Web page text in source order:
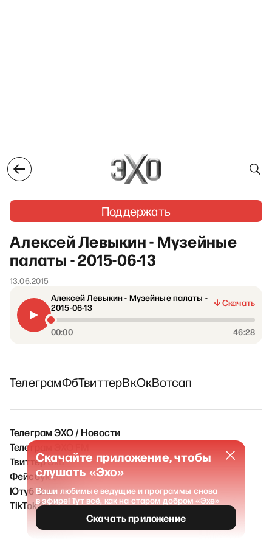
Поддержать
Алексей Левыкин - Музейные
палаты - 2015-06-13
13.06.2015
Алексей Левыкин - Музейные палаты -
2015-06-13
Скачать
00:00 46:28
ТелеграмФбТвиттерВкОкВотсап
Скачайте приложение, чтобы
слушать «Эхо»
Ваши любимые ведущие и программы снова
в эфире! Тут всё, как на старом добром «Эхе»
Скачать приложение
Телеграм ЭХО / Новости
Телеграм ЭХО FM
Твиттер Эха
Фейсбук Эха
Ютуб Эха
TikTok Эха